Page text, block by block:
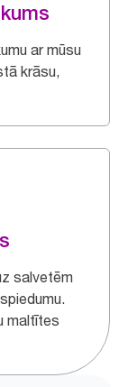
ar mūsu
krāsu,
salvetēm
maltītes